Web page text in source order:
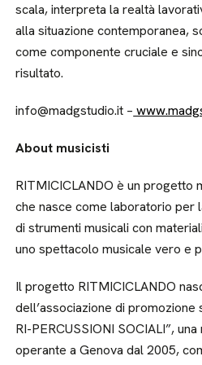
scala, interpreta la realtà
alla situazione contemporanea,
come componente cruciale e
risultato.
info@madgstudio.it –
About musicisti
RITMICICLANDO è un progetto
che nasce come laboratorio per
di strumenti musicali con
uno spettacolo musicale vero e
Il progetto RITMICICLANDO
dell’associazione di promozione
RI-PERCUSSIONI SOCIALI”,
operante a Genova dal 2005,